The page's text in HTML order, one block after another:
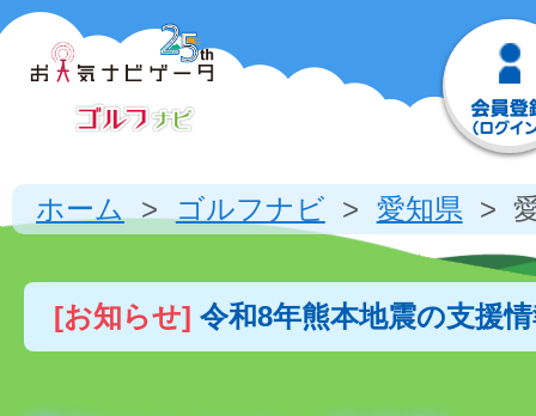
ホーム ゴルフナビ 愛知県
[お知らせ] 令和8年熊本地震の支援